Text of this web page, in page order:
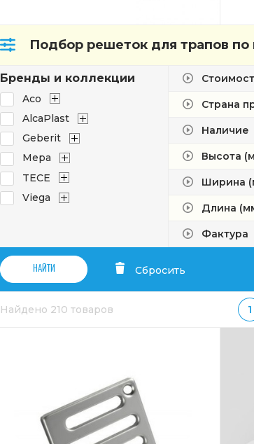
Подбор решеток для трапов по
Бренды и коллекции
Aco
AlcaPlast
Geberit
Mepa
TECE
Viega
Страна
Наличие
Высота
Ширина
Длина
Фактура
Сбросить
Найдено 210 товаров 1